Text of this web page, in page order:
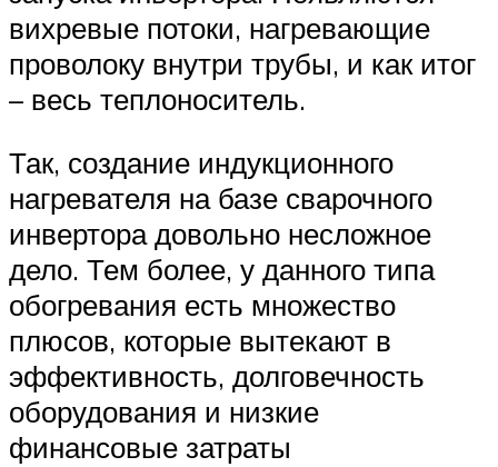
вихревые потоки, нагревающие
проволоку внутри трубы, и как итог
– весь теплоноситель.
Так, создание индукционного
нагревателя на базе сварочного
инвертора довольно несложное
дело. Тем более, у данного типа
обогревания есть множество
плюсов, которые вытекают в
эффективность, долговечность
оборудования и низкие
финансовые затраты